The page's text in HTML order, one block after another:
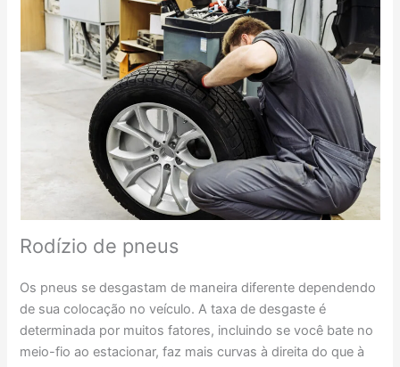
Rodízio de pneus
Os pneus se desgastam de maneira diferente dependendo
de sua colocação no veículo. A taxa de desgaste é
determinada por muitos fatores, incluindo se você bate no
meio-fio ao estacionar, faz mais curvas à direita do que à